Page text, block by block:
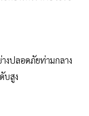
งปลอดภัยท่ามกลาง
บสูง